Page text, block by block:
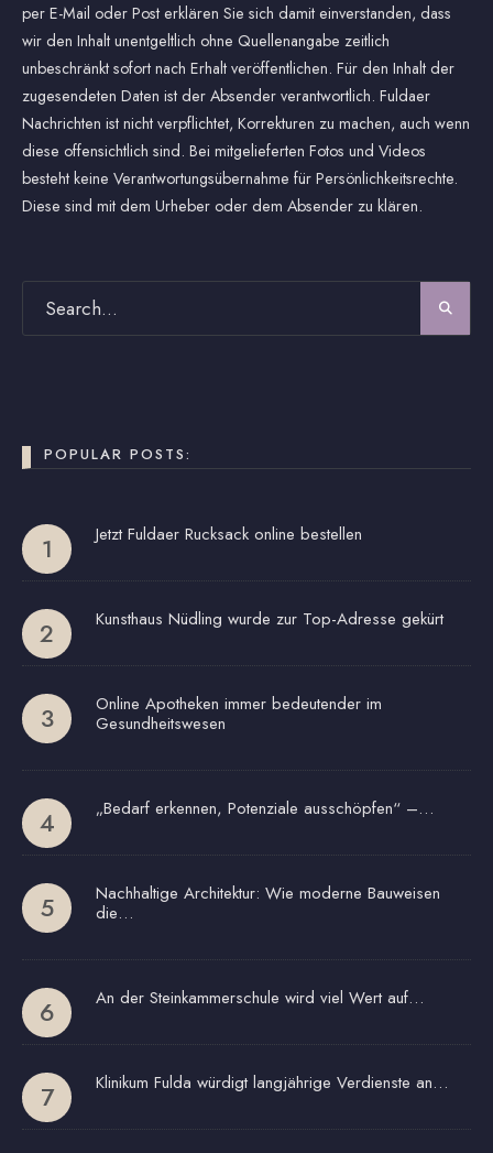
per E-Mail oder Post erklären Sie sich damit einverstanden, dass
wir den Inhalt unentgeltlich ohne Quellenangabe zeitlich
unbeschränkt sofort nach Erhalt veröffentlichen. Für den Inhalt der
zugesendeten Daten ist der Absender verantwortlich. Fuldaer
Nachrichten ist nicht verpflichtet, Korrekturen zu machen, auch wenn
diese offensichtlich sind. Bei mitgelieferten Fotos und Videos
besteht keine Verantwortungsübernahme für Persönlichkeitsrechte.
Diese sind mit dem Urheber oder dem Absender zu klären.
POPULAR POSTS:
Jetzt Fuldaer Rucksack online bestellen
Kunsthaus Nüdling wurde zur Top-Adresse gekürt
Online Apotheken immer bedeutender im
Gesundheitswesen
„Bedarf erkennen, Potenziale ausschöpfen“ –…
Nachhaltige Architektur: Wie moderne Bauweisen
die…
An der Steinkammerschule wird viel Wert auf…
Klinikum Fulda würdigt langjährige Verdienste an…